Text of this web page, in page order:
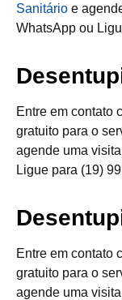
Sanitário e
WhatsApp ou
Entre em contato
gratuito para o
agende uma
Ligue para (19)
Entre em contato
gratuito para o
agende uma